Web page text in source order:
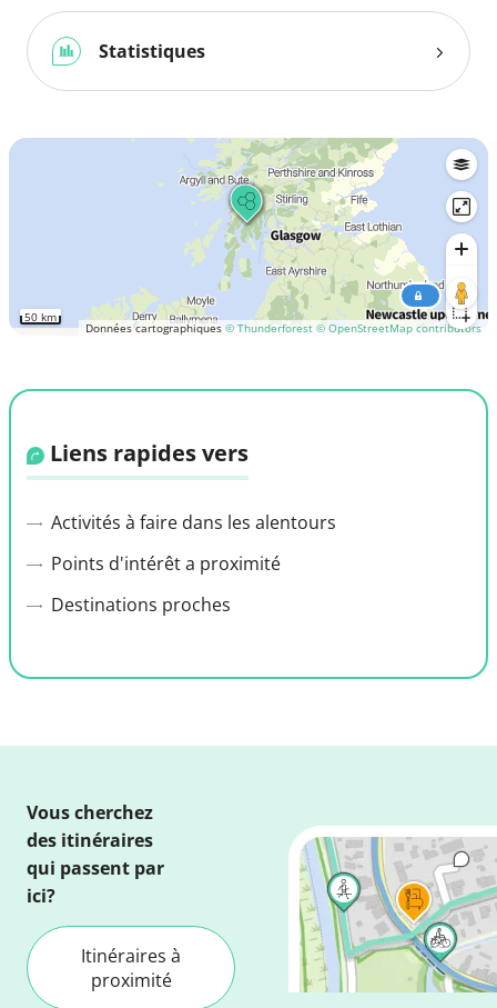
Statistiques
Données cartographiques © Thunderforest © OpenStreetMap contributors
50 km
Liens rapides vers
Activités à faire dans les alentours
Points d'intérêt a proximité
Destinations proches
Vous cherchez
des itinéraires
qui passent par
ici?
Itinéraires à
proximité